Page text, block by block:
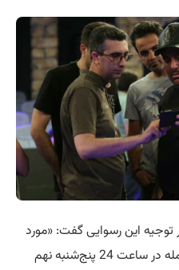
توجیه این رسوایی گفت: «مورد
حمله سایبری قرار گرفتیم… این حمله در ساعت 24 پنج‌شنبه نهم